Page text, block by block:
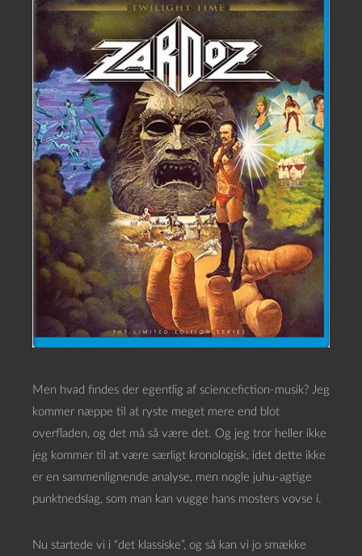
Men hvad findes der egentlig af sciencefiction-musik? Jeg
kommer næppe til at ryste meget mere end blot
overfladen, og det må så være det. Og jeg tror heller ikke
jeg kommer til at være særligt kronologisk, idet dette ikke
er en sammenlignende analyse, men nogle juhu-agtige
punktnedslag, som man kan vugge hans mosters vovse í.
Nu startede vi i “det klassiske”, og så kan vi jo smække